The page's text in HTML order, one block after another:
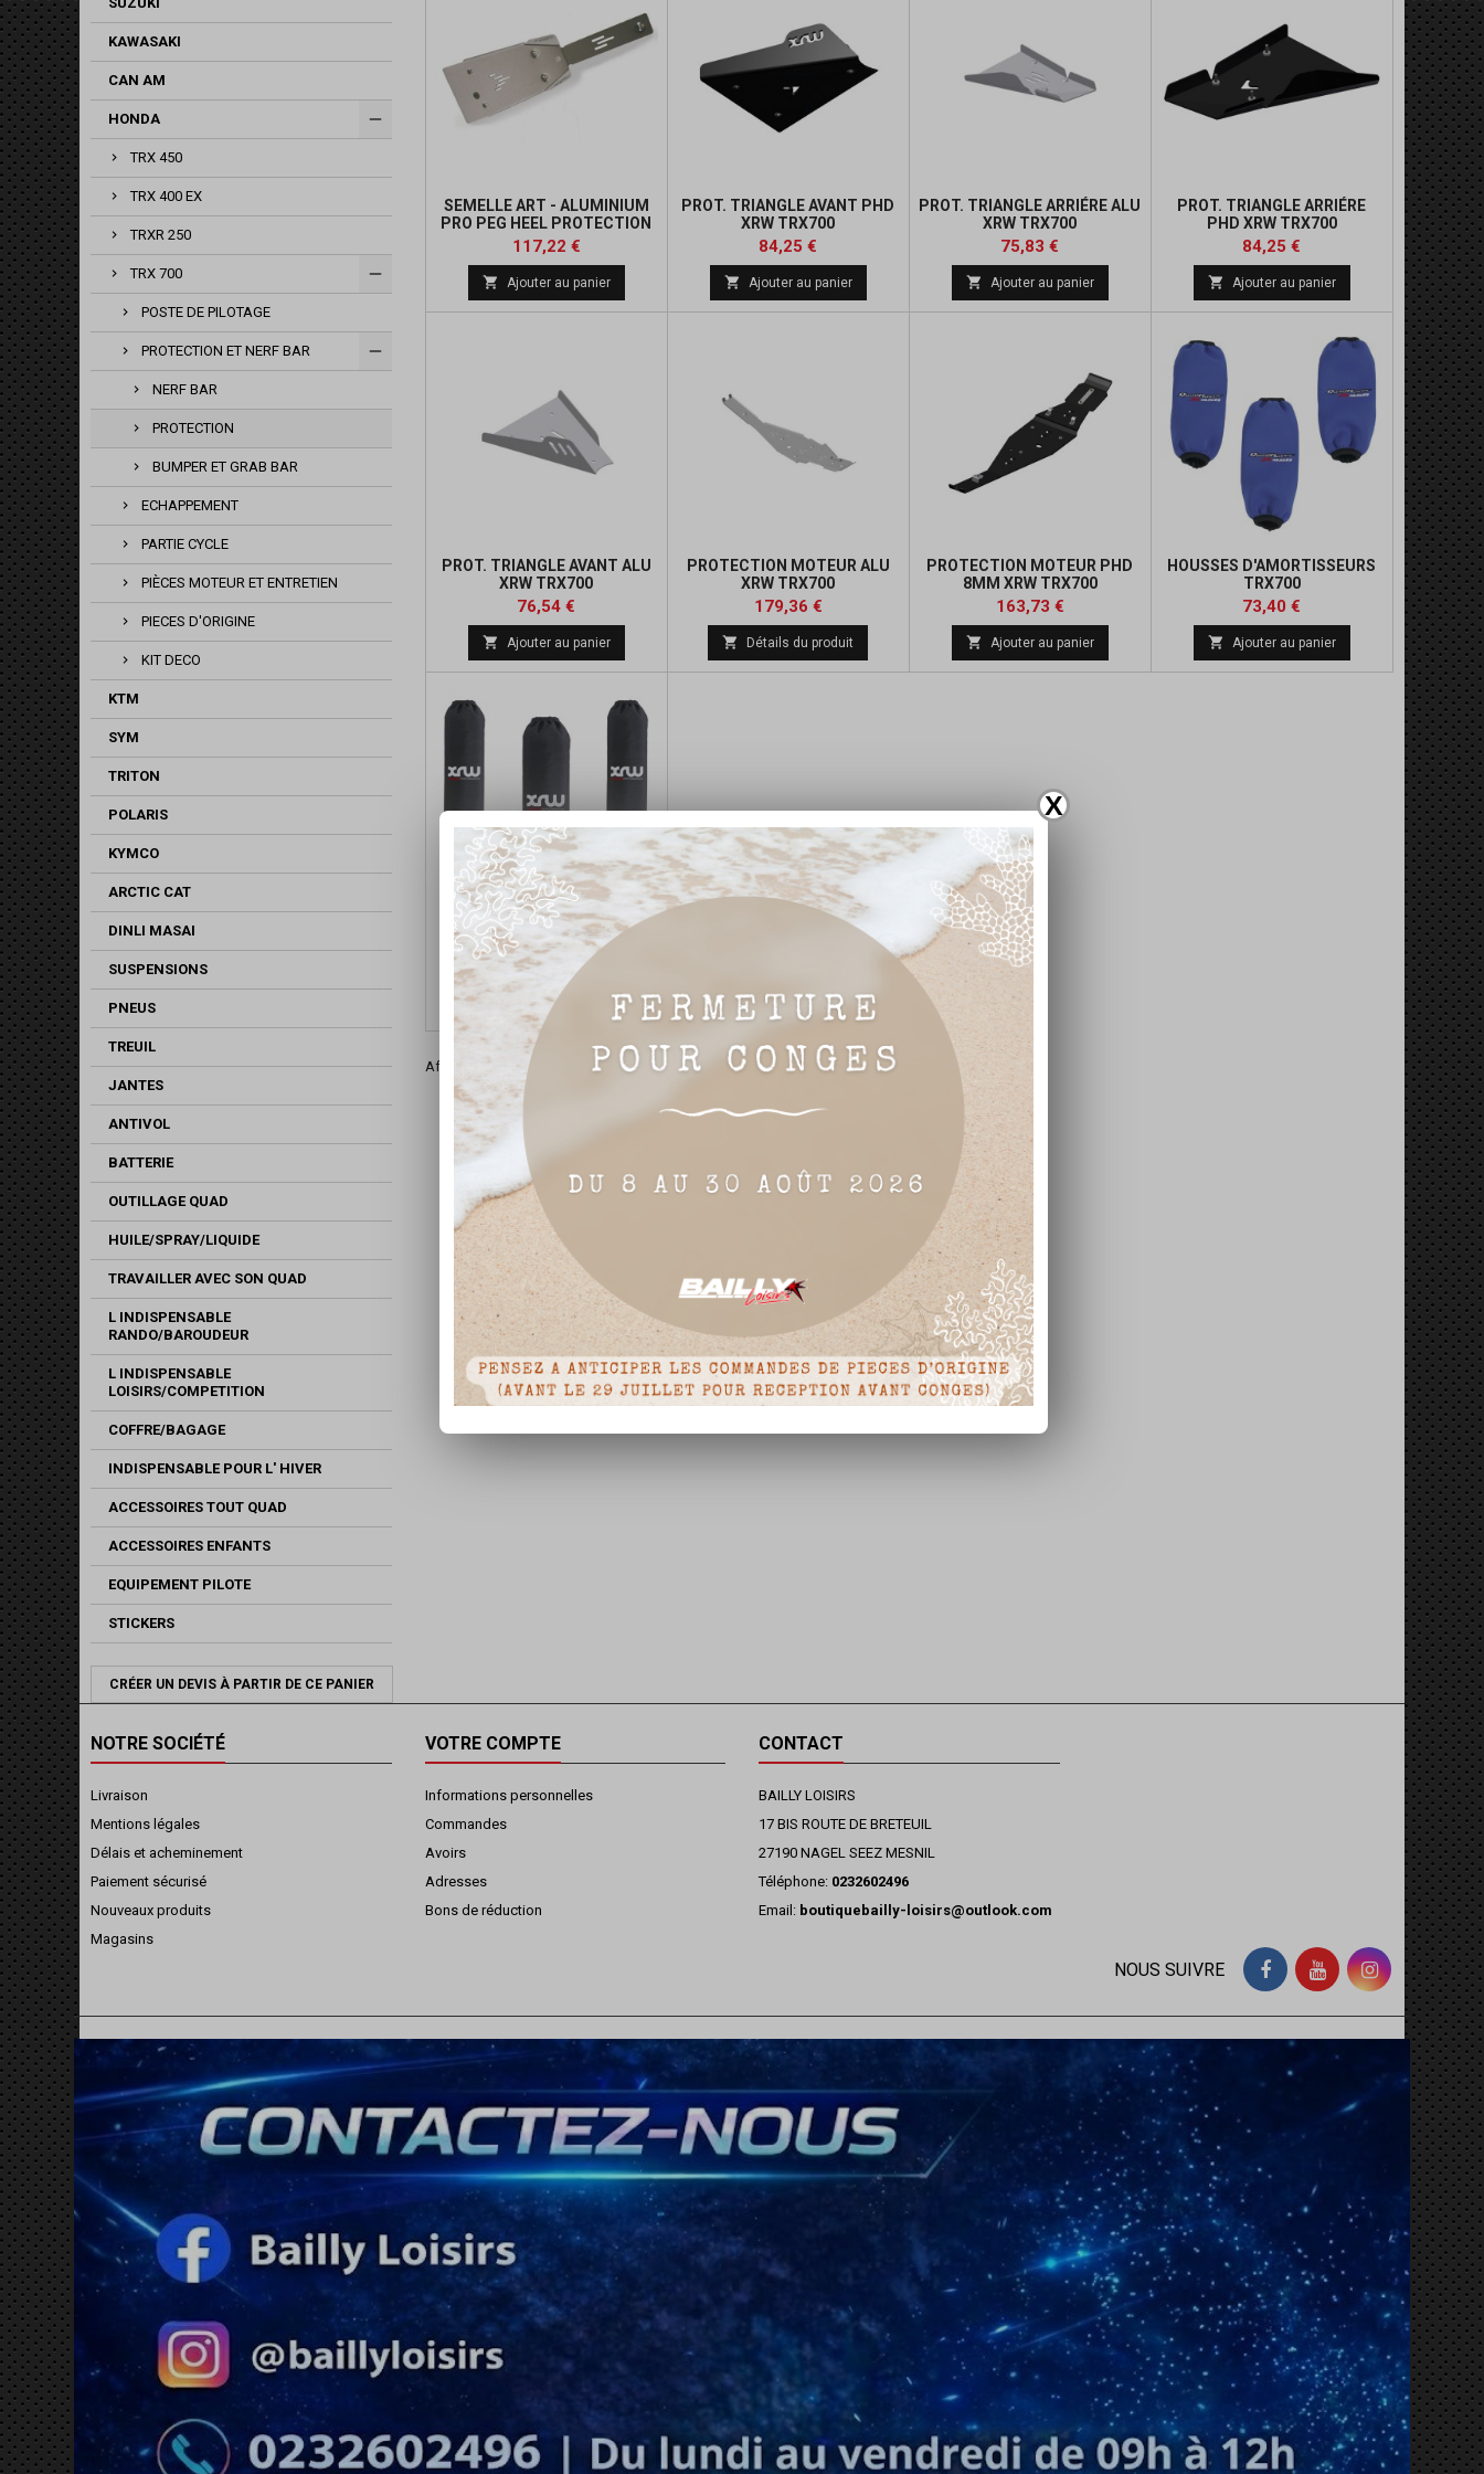
X
KAWASAKI
CAN AM
HONDA
TRX 450
TRX 400 EX
TRXR 250
TRX 700
POSTE DE PILOTAGE
PROTECTION ET NERF BAR
NERF BAR
PROTECTION
BUMPER ET GRAB BAR
ECHAPPEMENT
PARTIE CYCLE
PIÈCES MOTEUR ET ENTRETIEN
PIECES D'ORIGINE
KIT DECO
KTM
SYM
TRITON
POLARIS
KYMCO
ARCTIC CAT
DINLI MASAI
SUSPENSIONS
PNEUS
TREUIL
JANTES
ANTIVOL
BATTERIE
OUTILLAGE QUAD
HUILE/SPRAY/LIQUIDE
TRAVAILLER AVEC SON QUAD
L INDISPENSABLE
RANDO/BAROUDEUR
L INDISPENSABLE
LOISIRS/COMPETITION
COFFRE/BAGAGE
INDISPENSABLE POUR L' HIVER
ACCESSOIRES TOUT QUAD
ACCESSOIRES ENFANTS
EQUIPEMENT PILOTE
STICKERS
CRÉER UN DEVIS À PARTIR DE CE PANIER
SEMELLE ART - ALUMINIUM
PRO PEG HEEL PROTECTION
Prix
117,22 €Prix
de
base
 Ajouter au panier
PROT. TRIANGLE AVANT PHD
XRW TRX700
Prix
84,25 €
base
 Ajouter au panier
PROT. TRIANGLE ARRIÉRE ALU
XRW TRX700
Prix
75,83 €
base
 Ajouter au panier
PROT. TRIANGLE ARRIÉRE
PHD XRW TRX700
Prix
84,25 €
base
 Ajouter au panier
PROT. TRIANGLE AVANT ALU
XRW TRX700
Prix
76,54 €
base
 Ajouter au panier
PROTECTION MOTEUR ALU
XRW TRX700
Prix
179,36 €Prix
de
base
 Détails du produit
PROTECTION MOTEUR PHD
8MM XRW TRX700
Prix
163,73 €Prix
de
base
 Ajouter au panier
HOUSSES D'AMORTISSEURS
TRX700
Prix
73,40 €
base
 Ajouter au panier
HOUSSES D'AMORTISSEURS
XRW TRX700
Prix
31,19 €
Prix
Ajouter au panier
Affichage 1-9 de 9 article(s)
NOTRE SOCIÉTÉ
Livraison
Mentions légales
Délais et acheminement
Paiement sécurisé
Nouveaux produits
Magasins
VOTRE COMPTE
Informations personnelles
Commandes
Avoirs
Adresses
Bons de réduction
CONTACT
BAILLY LOISIRS
17 BIS ROUTE DE BRETEUIL
27190 NAGEL SEEZ MESNIL
Téléphone: 0232602496
Email: boutiquebailly-loisirs@outlook.com
NOUS SUIVRE